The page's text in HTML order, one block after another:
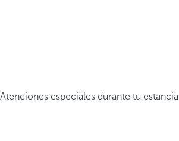
Atenciones especiales durante tu estancia